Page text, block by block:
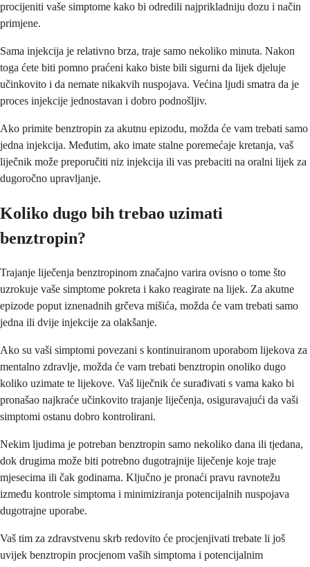
procijeniti vaše simptome kako bi odredili najprikladniju dozu i način
primjene.
Sama injekcija je relativno brza, traje samo nekoliko minuta. Nakon
toga ćete biti pomno praćeni kako biste bili sigurni da lijek djeluje
učinkovito i da nemate nikakvih nuspojava. Većina ljudi smatra da je
proces injekcije jednostavan i dobro podnošljiv.
Ako primite benztropin za akutnu epizodu, možda će vam trebati samo
jedna injekcija. Međutim, ako imate stalne poremećaje kretanja, vaš
liječnik može preporučiti niz injekcija ili vas prebaciti na oralni lijek za
dugoročno upravljanje.
Koliko dugo bih trebao uzimati
benztropin?
Trajanje liječenja benztropinom značajno varira ovisno o tome što
uzrokuje vaše simptome pokreta i kako reagirate na lijek. Za akutne
epizode poput iznenadnih grčeva mišića, možda će vam trebati samo
jedna ili dvije injekcije za olakšanje.
Ako su vaši simptomi povezani s kontinuiranom uporabom lijekova za
mentalno zdravlje, možda će vam trebati benztropin onoliko dugo
koliko uzimate te lijekove. Vaš liječnik će surađivati s vama kako bi
pronašao najkraće učinkovito trajanje liječenja, osiguravajući da vaši
simptomi ostanu dobro kontrolirani.
Nekim ljudima je potreban benztropin samo nekoliko dana ili tjedana,
dok drugima može biti potrebno dugotrajnije liječenje koje traje
mjesecima ili čak godinama. Ključno je pronaći pravu ravnotežu
između kontrole simptoma i minimiziranja potencijalnih nuspojava
dugotrajne uporabe.
Vaš tim za zdravstvenu skrb redovito će procjenjivati trebate li još
uvijek benztropin procjenom vaših simptoma i potencijalnim